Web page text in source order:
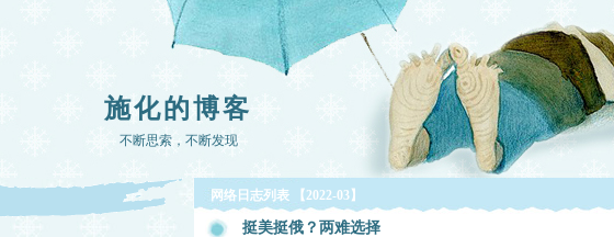
施化的博客
不断思索，不断发现
网络日志列表 【2022-03】
挺美挺俄？两难选择